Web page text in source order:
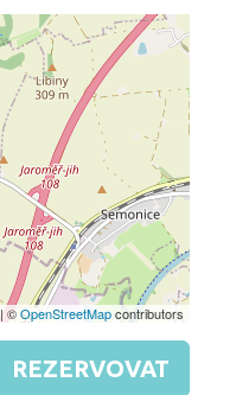
|©OpenStreetMapcontributors
REZERVOVAT